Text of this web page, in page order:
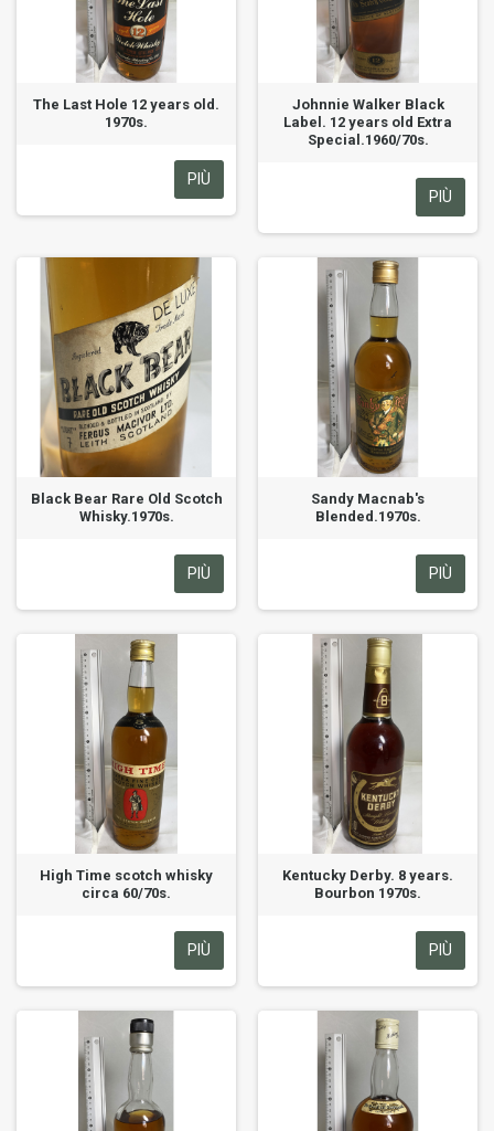
The Last Hole 12 years old.
1970s.
PIÙ
Johnnie Walker Black
Label. 12 years old Extra
Special.1960/70s.
PIÙ
Black Bear Rare Old Scotch
Whisky.1970s.
PIÙ
Sandy Macnab's
Blended.1970s.
PIÙ
High Time scotch whisky
circa 60/70s.
PIÙ
Kentucky Derby. 8 years.
Bourbon 1970s.
PIÙ